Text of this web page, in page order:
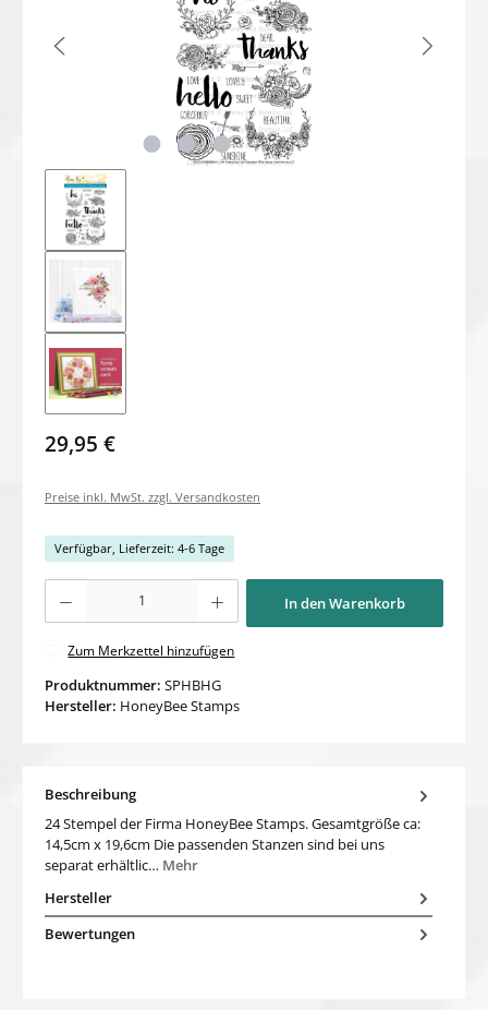
29,95 €
Preise inkl. MwSt. zzgl. Versandkosten
Verfügbar, Lieferzeit: 4-6 Tage
Produkt Anzahl: Gib den gewünschten Wert ein oder benutze die Schaltflächen um
In den Warenkorb
Zum Merkzettel hinzufügen
Produktnummer: SPHBHG
Hersteller: HoneyBee Stamps
Beschreibung
24 Stempel der Firma HoneyBee Stamps. Gesamtgröße ca:
14,5cm x 19,6cm Die passenden Stanzen sind bei uns
separat erhältlic… Mehr
Hersteller
Bewertungen